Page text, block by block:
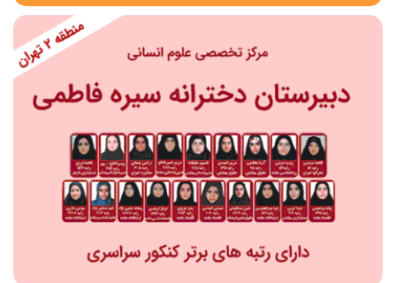
منطقه
مقطع تحصیلی
دوره اول متوسطه
دوره دوم متوسطه- فنی
دوره دوم متوسطه- نظری